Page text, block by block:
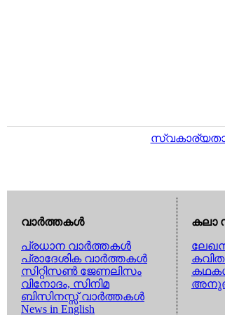
വാര്‍ത്തകള്‍
പ്രധാന വാര്‍ത്തകള്‍
പ്രാദേശിക വാര്‍ത്തകള്‍
സിറ്റിസണ്‍ ജേണലിസം
വിനോദം, സിനിമ
ബിസിനസ്സ് വാര്‍ത്തകള്‍
News in English
കലാ